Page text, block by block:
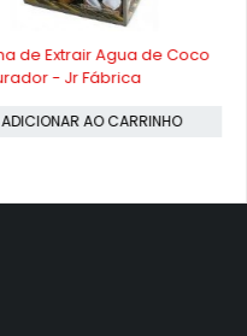
de Extrair Agua de Coco
- Jr Fábrica
ADICIONAR AO CARRINHO